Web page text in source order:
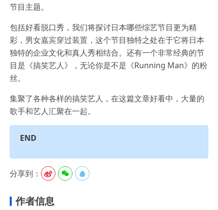
节目主题。
包括好看脱口秀，我们将探讨日本哪些综艺节目更为精
彩，男女嘉宾穿过装置，这个节目独特之处在于它将日本
独特的企业文化和真人秀相结合。还有一个非常经典的节
目是《搞笑艺人》，无论你是不是《Running Man》的粉
丝。
集聚了各种各样的搞笑艺人，在这篇文章好看中，大量的
歌手和艺人汇聚在一起。
END
分享到：   
作者信息